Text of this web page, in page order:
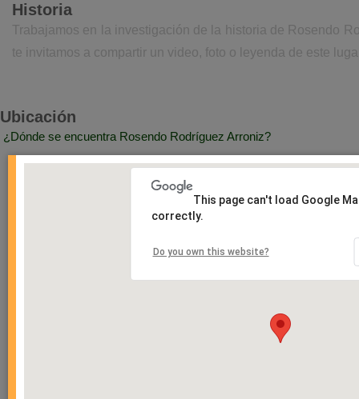
Historia
Trabajamos en la investigación de la historia de Rosendo
te invitamos a compartir un video, foto o leyenda de este
Ubicación
¿Dónde se encuentra Rosendo Rodríguez Arroniz?
This page can't load Google
correctly.
Do you own this website?